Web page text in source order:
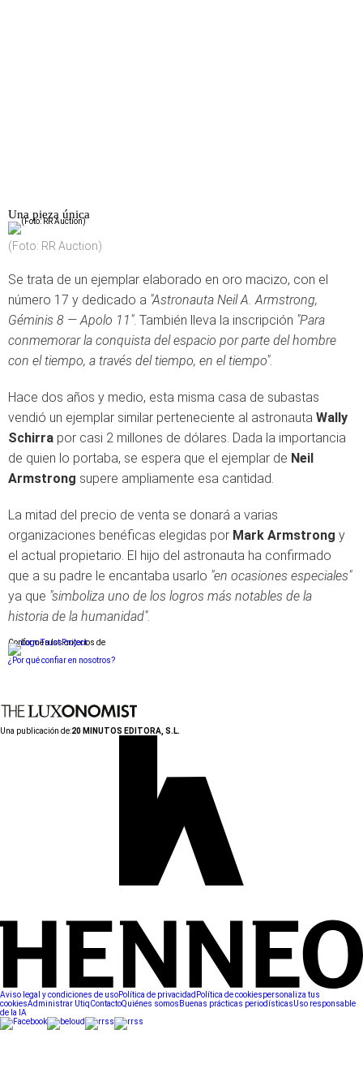
Una pieza única
(Foto: RR Auction)
Se trata de un ejemplar elaborado en oro macizo, con el
número 17 y dedicado a "Astronauta Neil A. Armstrong,
Géminis 8 — Apolo 11". También lleva la inscripción "Para
conmemorar la conquista del espacio por parte del hombre
con el tiempo, a través del tiempo, en el tiempo".
Hace dos años y medio, esta misma casa de subastas
vendió un ejemplar similar perteneciente al astronauta Wally
Schirra por casi 2 millones de dólares. Dada la importancia
de quien lo portaba, se espera que el ejemplar de Neil
Armstrong supere ampliamente esa cantidad.
La mitad del precio de venta se donará a varias
organizaciones benéficas elegidas por Mark Armstrong y
el actual propietario. El hijo del astronauta ha confirmado
que a su padre le encantaba usarlo "en ocasiones especiales"
ya que "simboliza uno de los logros más notables de la
historia de la humanidad".
Conforme a los criterios de
¿Por qué confiar en nosotros?
Una publicación de:20 MINUTOS EDITORA, S.L.
Aviso legal y condiciones de usoPolítica de privacidad Política de cookiespersonaliza tus
cookiesAdministrar UtiqContactoQuiénes somos Buenas prácticas periodísticasUso responsable
de la IA